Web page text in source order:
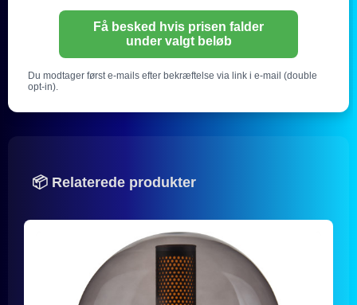
Få besked hvis prisen falder
under valgt beløb
Du modtager først e-mails efter bekræftelse via link i e-mail (double
opt-in).
📦 Relaterede produkter